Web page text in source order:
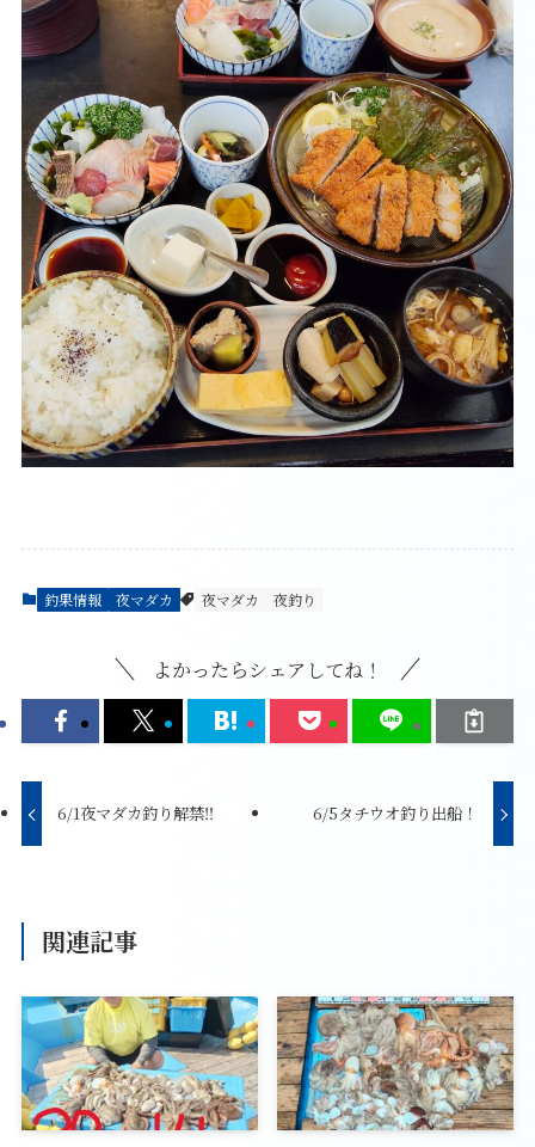
釣果情報 夜マダカ 夜マダカ 夜釣り
よかったらシェアしてね！
6/1夜マダカ釣り解禁‼️ 6/5タチウオ釣り出船！
関連記事